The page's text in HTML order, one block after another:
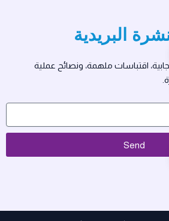
البريدية
اقتباسات ملهمة، ونصائح عملية
Send